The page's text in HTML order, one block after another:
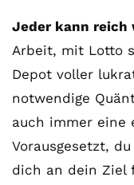
Jeder kann reich
Arbeit, mit Lotto
Depot voller
notwendige
auch immer eine
Vorausgesetzt,
dich an dein Ziel